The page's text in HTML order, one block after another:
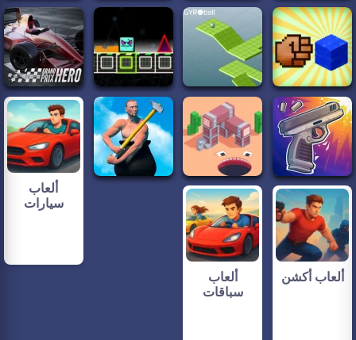
ألعاب
سيارات
ألعاب أكشن
ألعاب
سباقات